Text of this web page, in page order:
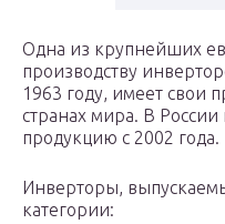
Одна из крупнейших
производству
1963 году, имеет свои
странах мира. В
продукцию с 2002 года.
Инверторы,
категории: